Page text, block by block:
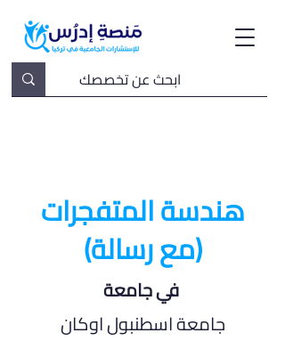
هندسة المتفجرات
(مع رسالة)
في جامعة
جامعة اسطنبول اوكان